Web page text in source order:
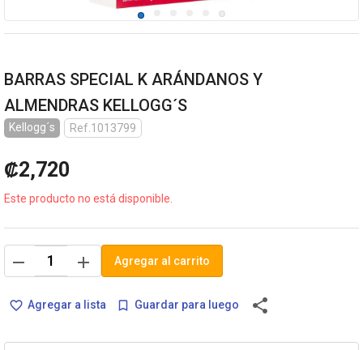
BARRAS SPECIAL K ARÁNDANOS Y
ALMENDRAS KELLOGG´S
Kellogg´s Ref.1013799
₡2,720
Este producto no está disponible.
remove add Agregar al carrito
favorite_border Agregar a lista bookmark_border Guardar para luego share